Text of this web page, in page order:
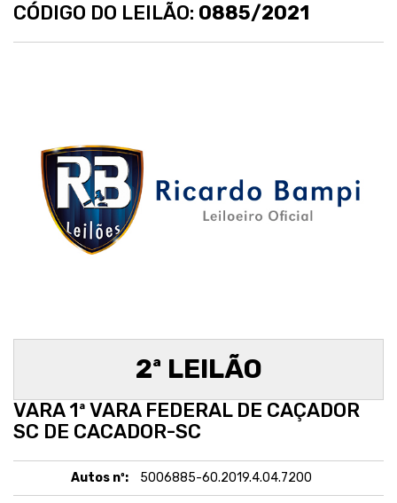
CÓDIGO DO LEILÃO: 0885/2021
2ª LEILÃO
VARA 1ª VARA FEDERAL DE CAÇADOR
SC DE CACADOR-SC
Autos nº: 5006885-60.2019.4.04.7200